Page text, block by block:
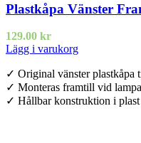
Plastkåpa Vänster
129.00 kr
Lägg i varukorg
✓ Original vänster
✓ Monteras framtill vid
✓ Hållbar konstruktion i plast